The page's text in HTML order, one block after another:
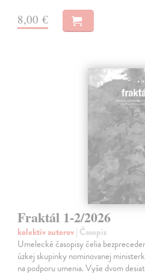
8,00 €
Fraktál 1-2/2026
kolektív autorov| Časopis
Umelecké časopisy čelia
úzkej skupinky nominovanej
na podporu umenia. Vyše dvom